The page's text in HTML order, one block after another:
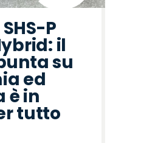
P
il
su
ed
è in
tutto